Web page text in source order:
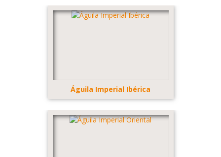
Águila Imperial Ibérica